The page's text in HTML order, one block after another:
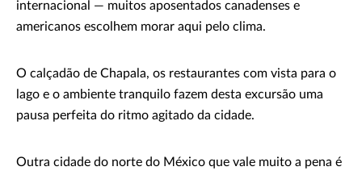
internacional — muitos aposentados canadenses e
americanos escolhem morar aqui pelo clima.
O calçadão de Chapala, os restaurantes com vista para o
lago e o ambiente tranquilo fazem desta excursão uma
pausa perfeita do ritmo agitado da cidade.
Outra cidade do norte do México que vale muito a pena é